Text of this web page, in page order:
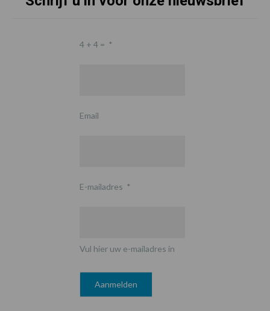
4 + 4 = *
Email
E-mailadres *
Vul hier uw e-mailadres in